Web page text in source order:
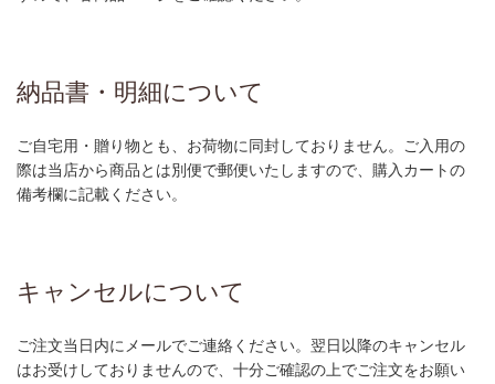
納品書・明細について
ご自宅用・贈り物とも、お荷物に同封しておりません。ご入用の
際は当店から商品とは別便で郵便いたしますので、購入カートの
備考欄に記載ください。
キャンセルについて
ご注文当日内にメールでご連絡ください。翌日以降のキャンセル
はお受けしておりませんので、十分ご確認の上でご注文をお願い